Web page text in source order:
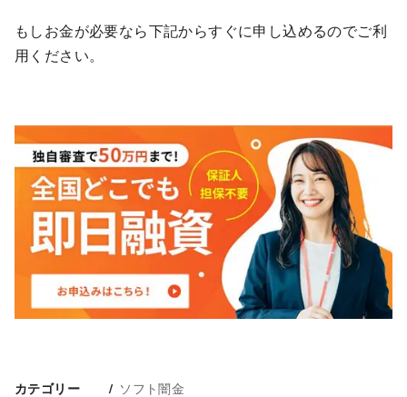
もしお金が必要なら下記からすぐに申し込めるのでご利
用ください。
カテゴリー ソフト闇金